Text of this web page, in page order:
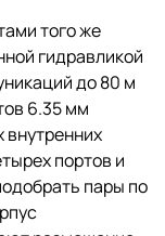
того же
гидравликой
до 80 м
6.35 мм
портов и
пары по